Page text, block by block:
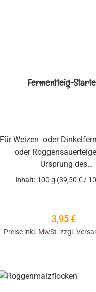
Fermentteig-
Für Weizen- oder
oder
Ursprung des
alleine durch die
von Wasser in
Steuerung aktiviert und
Inhalt: 100 g (39,50 € /
Regulärer
3,95 €
Preise inkl. MwSt. zzgl.